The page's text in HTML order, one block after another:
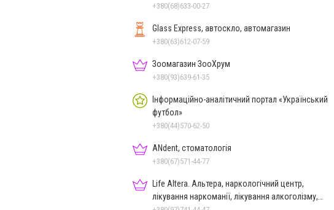
+380(68)633-00-27
Glass Express, автоскло, автомагазин
+380(63)612-07-59
Зоомагазин ЗооХрум
+380(93)639-61-35
Інформаційно-аналітичний портал «Український
футбол»
+380(44)570-62-50
ANdent, стоматологія
+380(67)571-44-77
Life Altera. Альтера, наркологічний центр,
лікування наркоманії, лікування алкоголізму,